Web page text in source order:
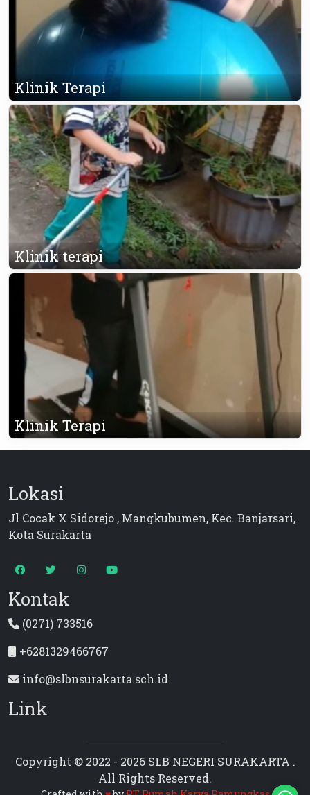
Klinik Terapi
Klinik terapi
Klinik Terapi
Lokasi
Jl Cocak X Sidorejo , Mangkubumen, Kec. Banjarsari,
Kota Surakarta
Kontak
(0271) 733516
+6281329466767
info@slbnsurakarta.sch.id
Link
Copyright © 2022 - 2026 SLB NEGERI SURAKARTA .
All Rights Reserved.